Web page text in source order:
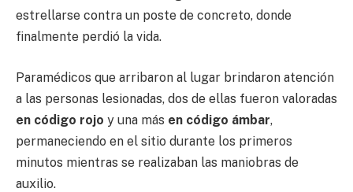
estrellarse contra un poste de concreto, donde
finalmente perdió la vida.
Paramédicos que arribaron al lugar brindaron atención
a las personas lesionadas, dos de ellas fueron valoradas
en código rojo y una más en código ámbar,
permaneciendo en el sitio durante los primeros
minutos mientras se realizaban las maniobras de
auxilio.